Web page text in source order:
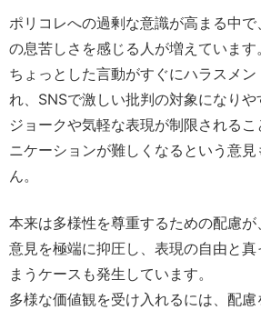
ポリコレへの過剰な意識が高まる中
の息苦しさを感じる人が増えています。
ちょっとした言動がすぐにハラスメ
れ、SNSで激しい批判の対象になりや
ジョークや気軽な表現が制限される
ニケーションが難しくなるという意
ん。
本来は多様性を尊重するための配慮
意見を極端に抑圧し、表現の自由と
まうケースも発生しています。
多様な価値観を受け入れるには、配